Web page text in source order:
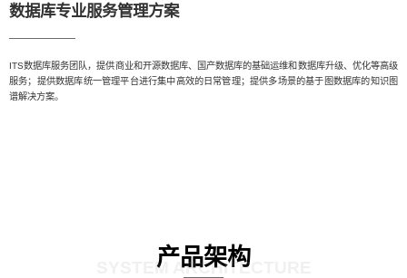
数据库专业服务管理方案️
ITS数据库服务团队，提供商业和开源数据库、国产数据库的基础运维和数据库升级、优化等高级
服务；提供数据库统一管理平台进行集中高效的日常管理；提供多场景的基于图数据库的知识图
谱解决方案。
产品架构
SYSTEM ARCHITECTURE